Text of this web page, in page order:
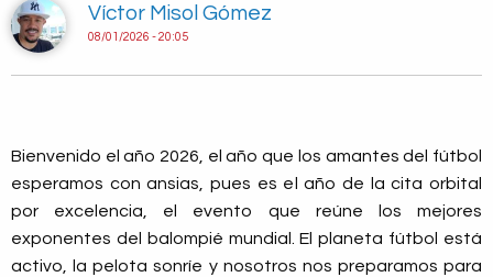
Víctor Misol Gómez
08/01/2026 - 20:05
Bienvenido el año 2026, el año que los amantes del fútbol
esperamos con ansias, pues es el año de la cita orbital
por excelencia, el evento que reúne los mejores
exponentes del balompié mundial. El planeta fútbol está
activo, la pelota sonríe y nosotros nos preparamos para